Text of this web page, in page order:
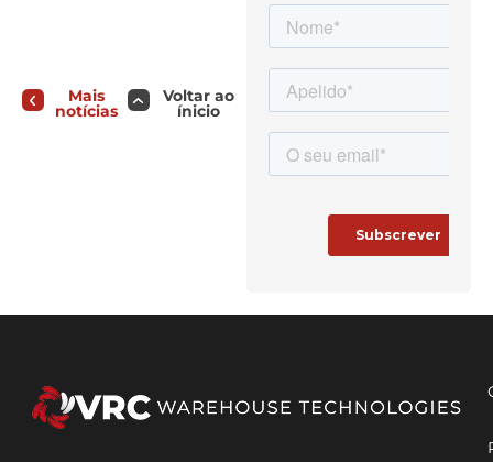
Mais
notícias
Voltar ao
ínicio